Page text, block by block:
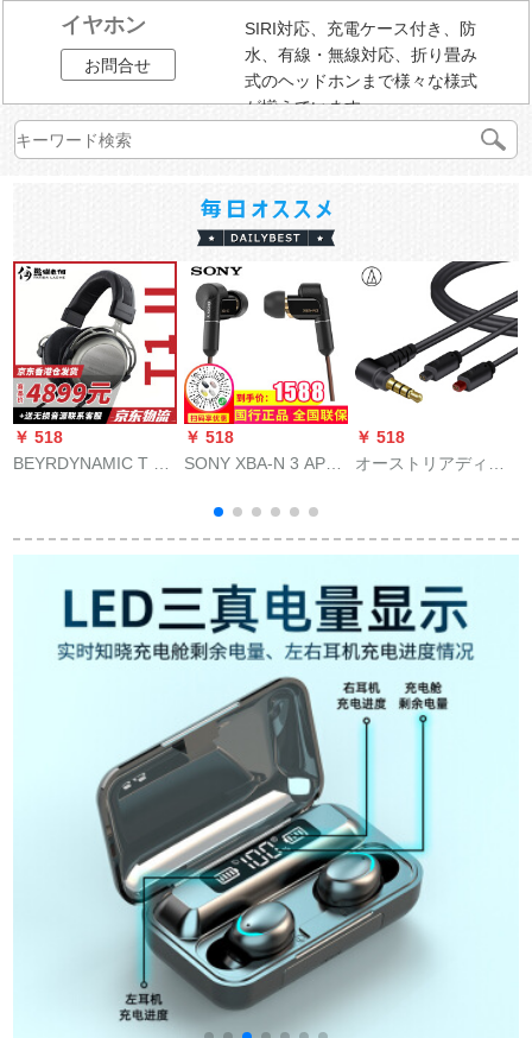
イヤホン
お問合せ
SIRI対応、充電ケース付き、防
水、有線・無線対応、折り畳み
式のヘッドホンまで様々な様式
が揃えています。
￥ 518
BEYRDYNAMIC T 1
ジッドT 1 2世代の銀
￥ 518
SONY XBA-N 3 AP入
ドホーンドーム
￥ 518
オーストリアディッ
す。